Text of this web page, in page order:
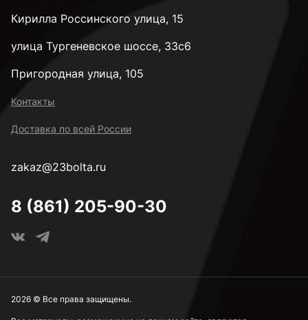
Кирилла Россинского улица, 15
улица Тургеневское шоссе, 33с6
Пригородная улица, 105
Контакты
Доставка по всей России
zakaz@23bolta.ru
8 (861) 205-90-30
2026 © Все права защищены.